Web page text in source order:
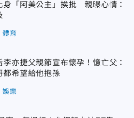
身「阿美公主」挨批 親曝心情：
體育
李亦捷父親節宣布懷孕！憶亡父：
都希望給他抱孫
娛樂